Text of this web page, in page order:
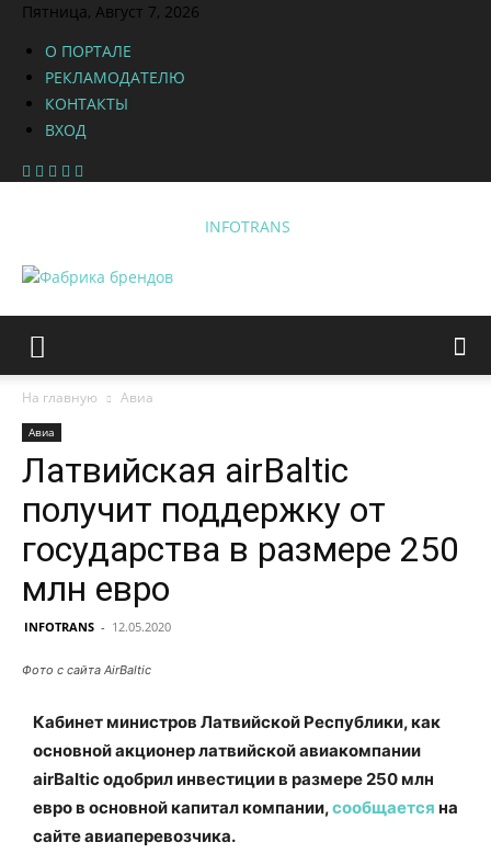
Пятница, Август 7, 2026
О ПОРТАЛЕ
РЕКЛАМОДАТЕЛЮ
КОНТАКТЫ
ВХОД
INFOTRANS
На главную Авиа
Авиа
Латвийская airBaltic
получит поддержку от
государства в размере 250
млн евро
INFOTRANS - 12.05.2020
Фото с сайта AirBaltic
Кабинет министров Латвийской Республики, как
основной акционер латвийской авиакомпании
airBaltic одобрил инвестиции в размере 250 млн
евро в основной капитал компании,сообщается на
сайте авиаперевозчика.